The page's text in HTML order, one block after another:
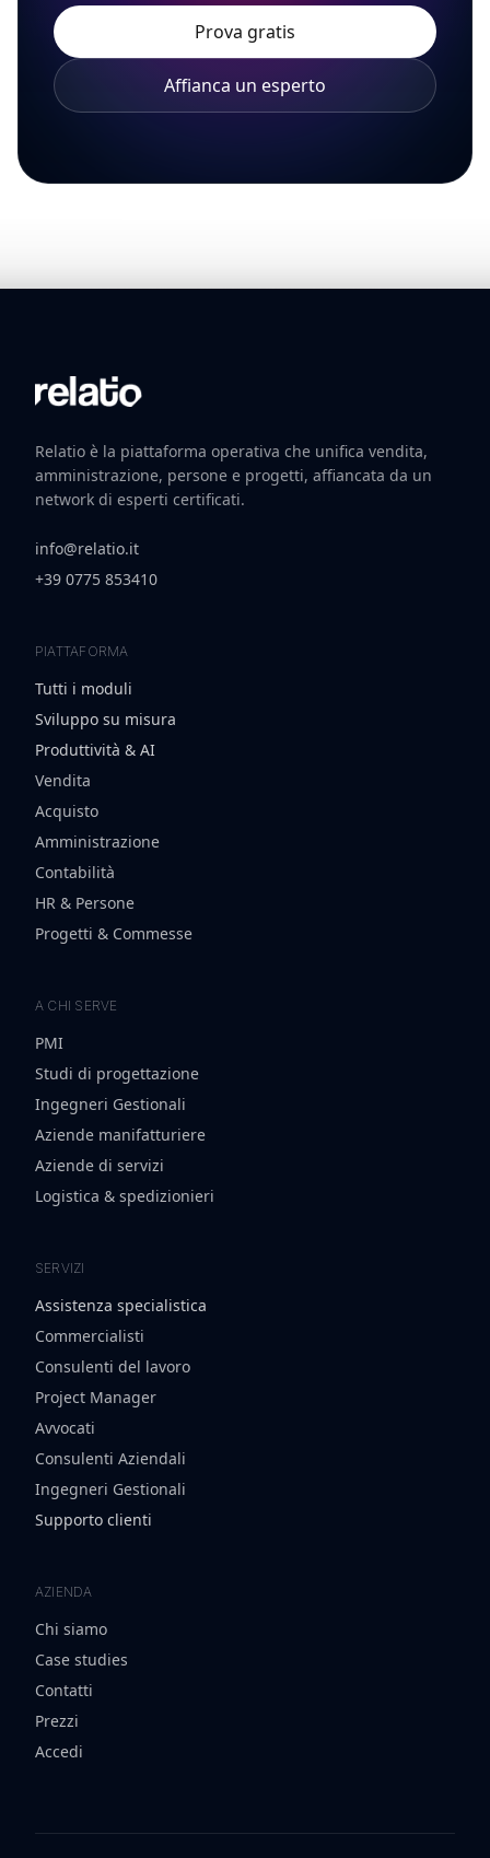
Prova gratis
Affianca un esperto
Relatio è la piattaforma operativa che unifica vendita,
amministrazione, persone e progetti, affiancata da un
network di esperti certificati.
info@relatio.it
+39 0775 853410
PIATTAFORMA
Tutti i moduli
Sviluppo su misura
Produttività & AI
Vendita
Acquisto
Amministrazione
Contabilità
HR & Persone
Progetti & Commesse
A CHI SERVE
PMI
Studi di progettazione
Ingegneri Gestionali
Aziende manifatturiere
Aziende di servizi
Logistica & spedizionieri
SERVIZI
Assistenza specialistica
Commercialisti
Consulenti del lavoro
Project Manager
Avvocati
Consulenti Aziendali
Ingegneri Gestionali
Supporto clienti
AZIENDA
Chi siamo
Case studies
Contatti
Prezzi
Accedi